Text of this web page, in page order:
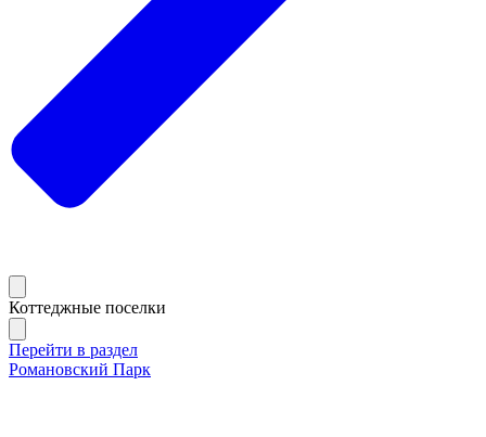
Коттеджные поселки
Перейти в раздел
Романовский Парк